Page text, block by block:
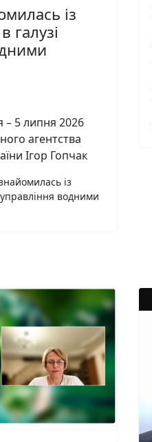
із
галузі
5 липня 2026
агентства
Ігор Гопчак
із
водними